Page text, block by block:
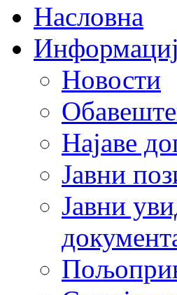
Насловна
Новости
Најаве
Јавни
Јавни